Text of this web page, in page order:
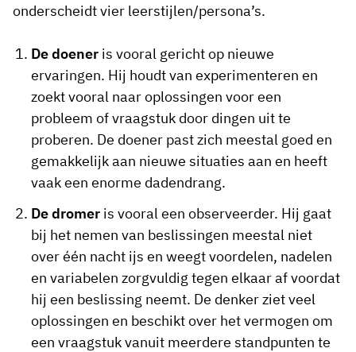
onderscheidt vier leerstijlen/persona’s.
De doeneris vooral gericht op nieuwe
ervaringen. Hij houdt van experimenteren en
zoekt vooral naar oplossingen voor een
probleem of vraagstuk door dingen uit te
proberen. De doener past zich meestal goed en
gemakkelijk aan nieuwe situaties aan en heeft
vaak een enorme dadendrang.
De dromeris vooral een observeerder. Hij gaat
bij het nemen van beslissingen meestal niet
over één nacht ijs en weegt voordelen, nadelen
en variabelen zorgvuldig tegen elkaar af voordat
hij een beslissing neemt. De denker ziet veel
oplossingen en beschikt over het vermogen om
een vraagstuk vanuit meerdere standpunten te